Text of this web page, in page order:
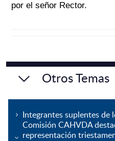
por el señor Rector.
Otros Temas
Integrantes suplentes de
Comisión CAHVDA
representación